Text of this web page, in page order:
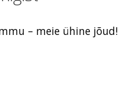
– meie ühine jõud!